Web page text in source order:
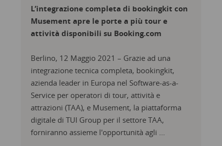
L’integrazione completa di bookingkit con
Musement apre le porte a più tour e
attività disponibili su Booking.com
Berlino, 12 Maggio 2021 – Grazie ad una
integrazione tecnica completa, bookingkit,
azienda leader in Europa nel Software-as-a-
Service per operatori di tour, attività e
attrazioni (TAA), e Musement, la piattaforma
digitale di TUI Group per il settore TAA,
forniranno assieme l'opportunità agli ...